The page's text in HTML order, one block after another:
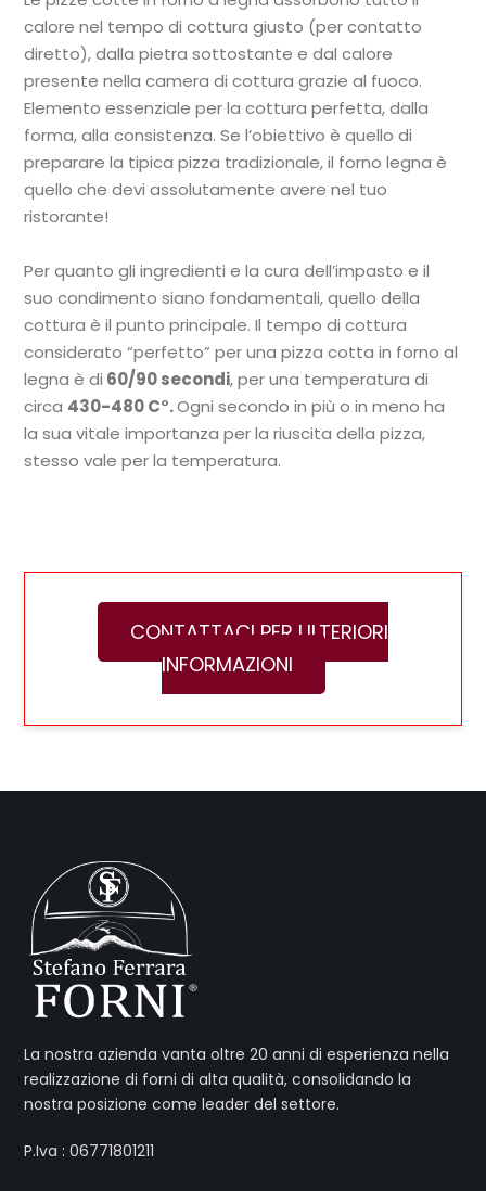
calore nel tempo di cottura giusto (per contatto
diretto), dalla pietra sottostante e dal calore
presente nella camera di cottura grazie al fuoco.
Elemento essenziale per la cottura perfetta, dalla
forma, alla consistenza. Se l’obiettivo è quello di
preparare la tipica pizza tradizionale, il forno legna è
quello che devi assolutamente avere nel tuo
ristorante!
Per quanto gli ingredienti e la cura dell’impasto e il
suo condimento siano fondamentali, quello della
cottura è il punto principale. Il tempo di cottura
considerato “perfetto” per una pizza cotta in forno al
legna è di 60/90 secondi, per una temperatura di
circa 430-480 C°.Ogni secondo in più o in meno ha
la sua vitale importanza per la riuscita della pizza,
stesso vale per la temperatura.
CONTATTACI PER ULTERIORI
INFORMAZIONI
La nostra azienda vanta oltre 20 anni di esperienza nella
realizzazione di forni di alta qualità, consolidando la
nostra posizione come leader del settore.
P.Iva : 06771801211